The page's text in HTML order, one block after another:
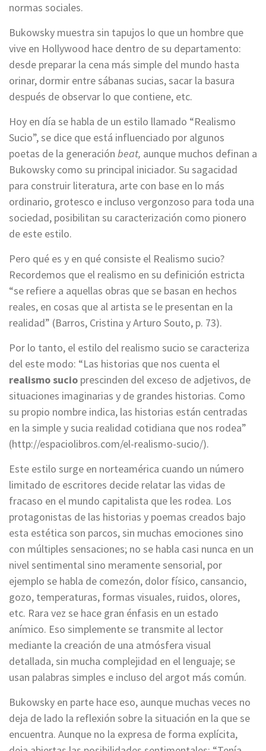
normas sociales.
Bukowsky muestra sin tapujos lo que un hombre que
vive en Hollywood hace dentro de su departamento:
desde preparar la cena más simple del mundo hasta
orinar, dormir entre sábanas sucias, sacar la basura
después de observar lo que contiene, etc.
Hoy en día se habla de un estilo llamado “Realismo
Sucio”, se dice que está influenciado por algunos
poetas de la generación beat, aunque muchos definan a
Bukowsky como su principal iniciador. Su sagacidad
para construir literatura, arte con base en lo más
ordinario, grotesco e incluso vergonzoso para toda una
sociedad, posibilitan su caracterización como pionero
de este estilo.
Pero qué es y en qué consiste el Realismo sucio?
Recordemos que el realismo en su definición estricta
“se refiere a aquellas obras que se basan en hechos
reales, en cosas que al artista se le presentan en la
realidad” (Barros, Cristina y Arturo Souto, p. 73).
Por lo tanto, el estilo del realismo sucio se caracteriza
del este modo: “Las historias que nos cuenta el
realismo sucio prescinden del exceso de adjetivos, de
situaciones imaginarias y de grandes historias. Como
su propio nombre indica, las historias están centradas
en la simple y sucia realidad cotidiana que nos rodea”
(http://espaciolibros.com/el-realismo-sucio/).
Este estilo surge en norteamérica cuando un número
limitado de escritores decide relatar las vidas de
fracaso en el mundo capitalista que les rodea. Los
protagonistas de las historias y poemas creados bajo
esta estética son parcos, sin muchas emociones sino
con múltiples sensaciones; no se habla casi nunca en un
nivel sentimental sino meramente sensorial, por
ejemplo se habla de comezón, dolor físico, cansancio,
gozo, temperaturas, formas visuales, ruidos, olores,
etc. Rara vez se hace gran énfasis en un estado
anímico. Eso simplemente se transmite al lector
mediante la creación de una atmósfera visual
detallada, sin mucha complejidad en el lenguaje; se
usan palabras simples e incluso del argot más común.
Bukowsky en parte hace eso, aunque muchas veces no
deja de lado la reflexión sobre la situación en la que se
encuentra. Aunque no la expresa de forma explícita,